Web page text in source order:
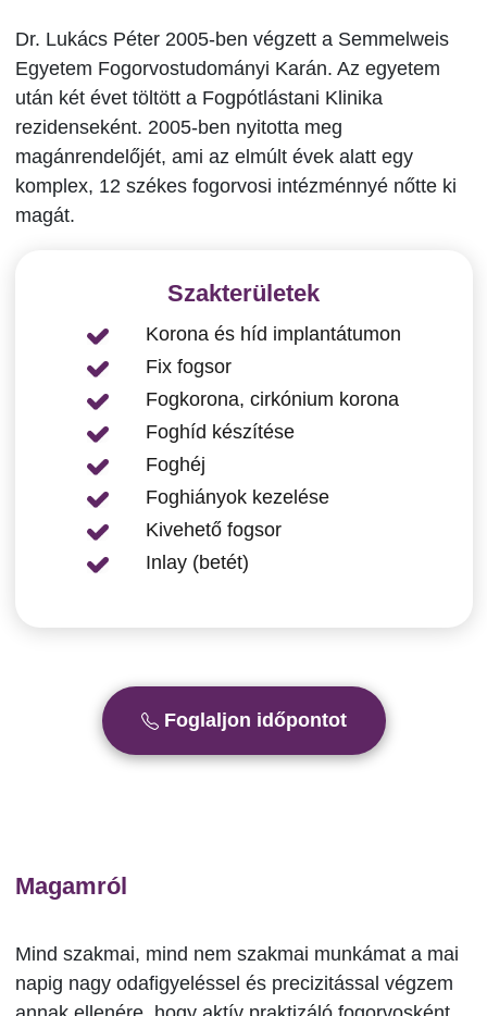
Dr. Lukács Péter 2005-ben végzett a Semmelweis
Egyetem Fogorvostudományi Karán. Az egyetem
után két évet töltött a Fogpótlástani Klinika
rezidenseként. 2005-ben nyitotta meg
magánrendelőjét, ami az elmúlt évek alatt egy
komplex, 12 székes fogorvosi intézménnyé nőtte ki
magát.
Szakterületek
Korona és híd implantátumon
Fix fogsor
Fogkorona, cirkónium korona
Foghíd készítése
Foghéj
Foghiányok kezelése
Kivehető fogsor
Inlay (betét)
Foglaljon időpontot
Magamról
Mind szakmai, mind nem szakmai munkámat a mai
napig nagy odafigyeléssel és precizitással végzem